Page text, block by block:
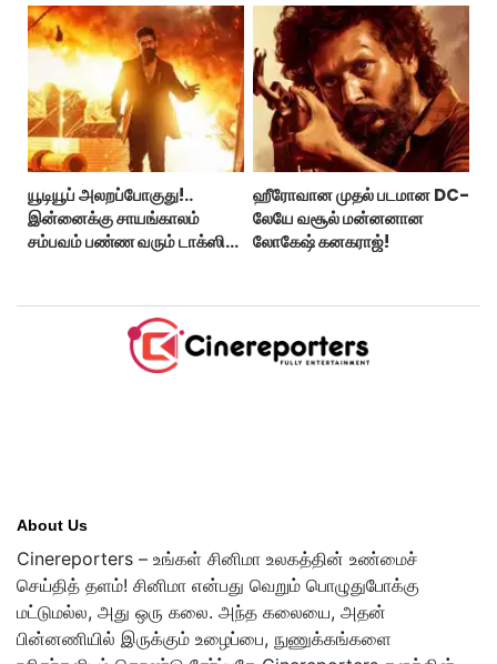
யூடியூப் அலறப்போகுது!..
இன்னைக்கு சாயங்காலம்
சம்பவம் பண்ண வரும் டாக்ஸிக்
ஹீரோவான முதல் படமான DC-
லேயே வசூல் மன்னனான
லோகேஷ் கனகராஜ்!
About Us
Cinereporters – உங்கள் சினிமா உலகத்தின் உண்மைச்
செய்தித் தளம்! சினிமா என்பது வெறும் பொழுதுபோக்கு
மட்டுமல்ல, அது ஒரு கலை. அந்த கலையை, அதன்
பின்னணியில் இருக்கும் உழைப்பை, நுணுக்கங்களை